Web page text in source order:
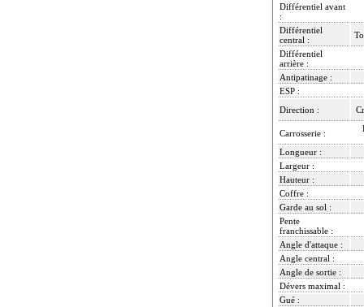
Différentiel avant
:
Différentiel
central :
Différentiel
arrière :
Antipatinage :
ESP :
Direction :
Carrosserie :
Longueur :
Largeur :
Hauteur :
Coffre :
Garde au sol :
Pente
franchissable :
Angle d'attaque :
Angle central :
Angle de sortie :
Dévers maximal :
Gué :